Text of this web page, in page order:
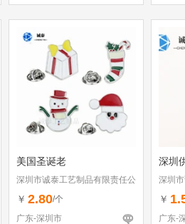
美国圣诞老
深圳市诚泰工艺制品有限责任公
司
￥ 2.80/个
广东-深圳市
深圳
深圳
司
￥
广东-